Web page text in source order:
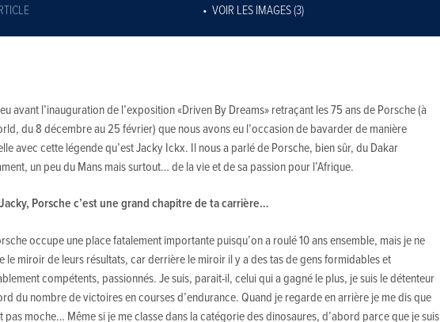
VOIR LES IMAGES (3)
avant l’inauguration de l’exposition «Driven By Dreams» retraçant les 75 ans de Porsche (à
du 8 décembre au 25 février) que nous avons eu l’occasion de bavarder de manière
avec cette légende qu’est Jacky Ickx. Il nous a parlé de Porsche, bien sûr, du Dakar
un peu du Mans mais surtout… de la vie et de sa passion pour l’Afrique.
Jacky, Porsche c’est une grand chapitre de ta carrière…
occupe une place fatalement importante puisqu’on a roulé 10 ans ensemble, mais je ne
le miroir de leurs résultats, car derrière le miroir il y a des tas de gens formidables et
compétents, passionnés. Je suis, parait-il, celui qui a gagné le plus, je suis le détenteur
du nombre de victoires en courses d’endurance. Quand je regarde en arrière je me dis que
pas moche… Même si je me classe dans la catégorie des dinosaures, d’abord parce que je suis